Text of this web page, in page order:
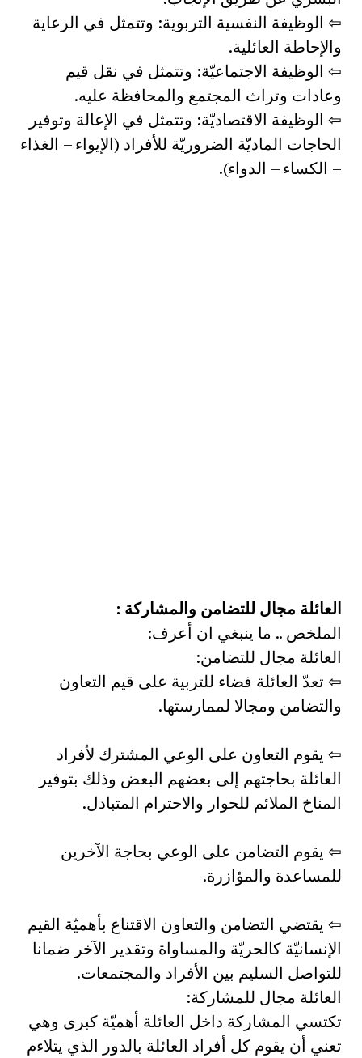
⇦ الوظيفة النفسية التربوية: وتتمثل في الرعاية
والإحاطة العائلية.
⇦ الوظيفة الاجتماعيّة: وتتمثل في نقل قيم
وعادات وتراث المجتمع والمحافظة عليه.
⇦ الوظيفة الاقتصاديّة: وتتمثل في الإعالة وتوفير
الحاجات الماديّة الضروريّة للأفراد (الإيواء – الغذاء
– الكساء – الدواء).
العائلة مجال للتضامن والمشاركة :
الملخص .. ما ينبغي ان أعرف:
العائلة مجال للتضامن:
⇦ تعدّ العائلة فضاء للتربية على قيم التعاون
والتضامن ومجالا لممارستها.
⇦ يقوم التعاون على الوعي المشترك لأفراد
العائلة بحاجتهم إلى بعضهم البعض وذلك بتوفير
المناخ الملائم للحوار والاحترام المتبادل.
⇦ يقوم التضامن على الوعي بحاجة الآخرين
للمساعدة والمؤازرة.
⇦ يقتضي التضامن والتعاون الاقتناع بأهميّة القيم
الإنسانيّة كالحريّة والمساواة وتقدير الآخر ضمانا
للتواصل السليم بين الأفراد والمجتمعات.
العائلة مجال للمشاركة:
تكتسي المشاركة داخل العائلة أهميّة كبرى وهي
تعني أن يقوم كل أفراد العائلة بالدور الذي يتلاءم